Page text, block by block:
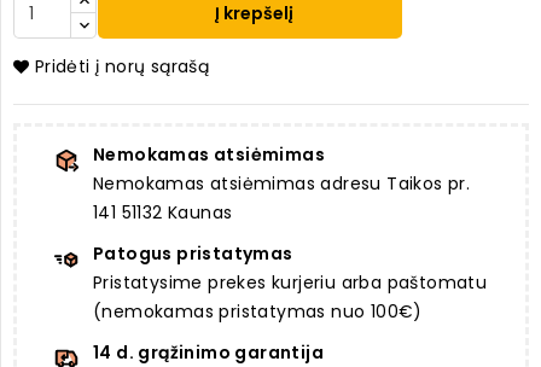
Į krepšelį
Pridėti į norų sąrašą
Nemokamas atsiėmimas
Nemokamas atsiėmimas adresu Taikos pr.
141 51132 Kaunas
Patogus pristatymas
Pristatysime prekes kurjeriu arba paštomatu
(nemokamas pristatymas nuo 100€)
14 d. grąžinimo garantija